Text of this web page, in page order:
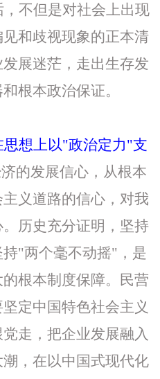
不但是对社会上出现
和歧视现象的正本清
展迷茫，走出生存发
根本政治保证。
想上以"政治定力"支
的发展信心，从根本
义道路的信心，对我
历史充分证明，坚持
"两个毫不动摇"，是
根本制度保障。民营
定中国特色社会主义
走，把企业发展融入
，在以中国式现代化